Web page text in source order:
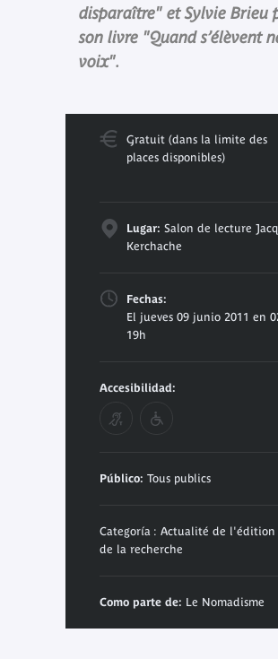
disparaître" et Sylvie Brieu
son livre "Quand s’élèvent
voix".
Gratuit (dans la limite des
places disponibles)
Lugar: Salon de lecture
Kerchache
Fechas:
El jueves 09 junio 2011 en
19h
Accesibilidad:
Público: Tous publics
Categoría : Actualité de l'édition
de la recherche
Como parte de: Le Nomadisme